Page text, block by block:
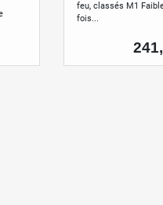
feu, classés M1
fois...
Prix